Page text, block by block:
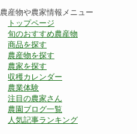
農産物や農家情報メニュー
トップページ
旬のおすすめ農産物
商品を探す
農産物を探す
農家を探す
収穫カレンダー
農業体験
注目の農家さん
農園ブログ一覧
人気記事ランキング